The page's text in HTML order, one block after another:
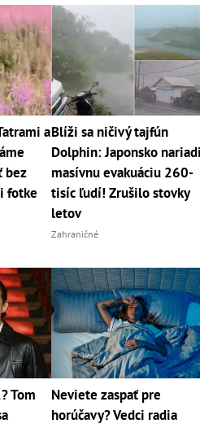
a
bez
fotke
Blíži sa ničivý tajfún
Dolphin: Japonsko
masívnu evakuáciu 260-
tisíc ľudí! Zrušilo stovky
letov
Zahraničné
Tom
Neviete zaspať pre
horúčavy? Vedci radia